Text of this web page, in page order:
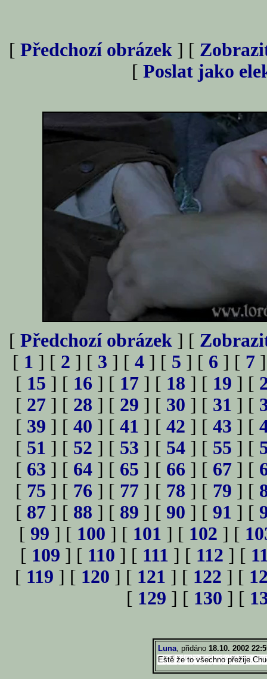
[ Předchozí obrázek ] [
[ Poslat jako
[ Předchozí obrázek ] [
[ 1 ] [ 2 ] [ 3 ] [ 4 ] [ 5 ] [ 6 ] [ 7
[ 15 ] [ 16 ] [ 17 ] [ 18 ] [ 19 ] [
[ 27 ] [ 28 ] [ 29 ] [ 30 ] [ 31 ] [
[ 39 ] [ 40 ] [ 41 ] [ 42 ] [ 43 ] [
[ 51 ] [ 52 ] [ 53 ] [ 54 ] [ 55 ] [
[ 63 ] [ 64 ] [ 65 ] [ 66 ] [ 67 ] [
[ 75 ] [ 76 ] [ 77 ] [ 78 ] [ 79 ] [
[ 87 ] [ 88 ] [ 89 ] [ 90 ] [ 91 ] [
[ 99 ] [ 100 ] [ 101 ] [ 102 ] [
[ 109 ] [ 110 ] [ 111 ] [ 112 ] [
[ 119 ] [ 120 ] [ 121 ] [ 122 ] [
[ 129 ] [ 130 ] [
Luna, přidáno 18.10. 2002
Eště že to všechno